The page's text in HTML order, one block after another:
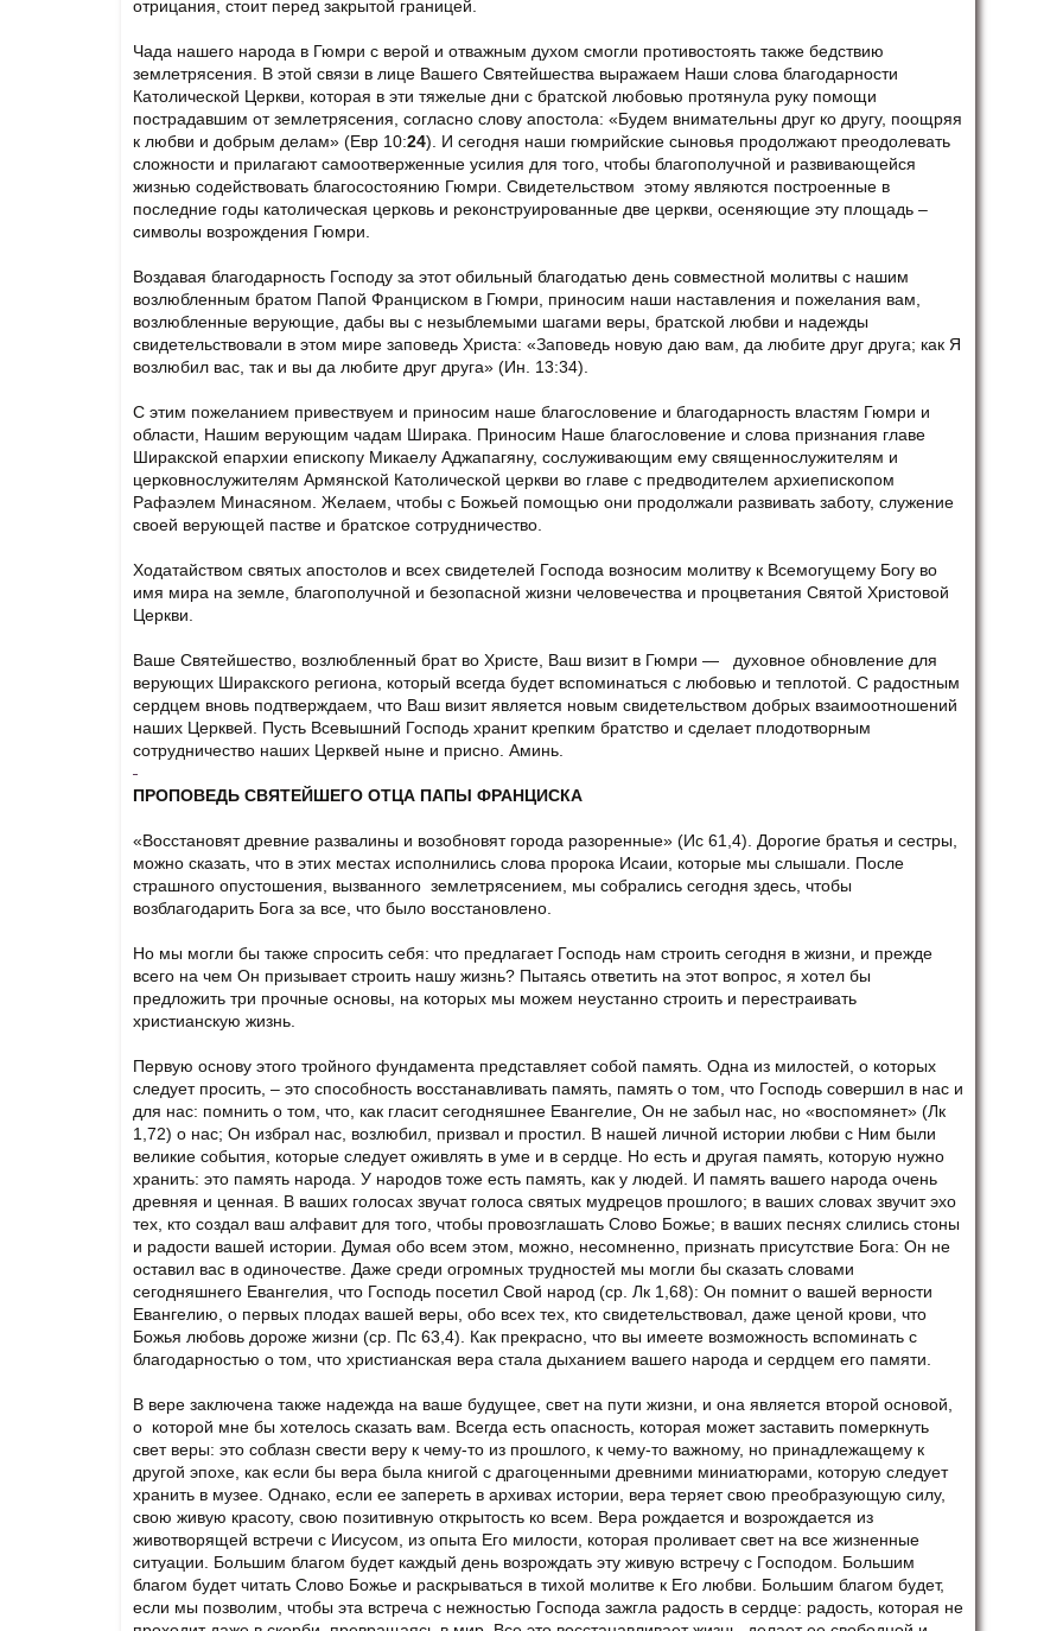
отрицания, стоит перед закрытой границей.
Чада нашего народа в Гюмри с верой и отважным духом смогли противостоять также бедствию
землетрясения. В этой связи в лице Вашего Святейшества выражаем Наши слова благодарности
Католической Церкви, которая в эти тяжелые дни с братской любовью протянула руку помощи
пострадавшим от землетрясения, согласно слову апостола: «Будем внимательны друг ко другу, поощряя
к любви и добрым делам» (Евр 10:24). И сегодня наши гюмрийские сыновья продолжают преодолевать
сложности и прилагают самоотверженные усилия для того, чтобы благополучной и развивающейся
жизнью содействовать благосостоянию Гюмри. Свидетельством этому являются построенные в
последние годы католическая церковь и реконструированные две церкви, осеняющие эту площадь –
символы возрождения Гюмри.
Воздавая благодарность Господу за этот обильный благодатью день совместной молитвы с нашим
возлюбленным братом Папой Франциском в Гюмри, приносим наши наставления и пожелания вам,
возлюбленные верующие, дабы вы с незыблемыми шагами веры, братской любви и надежды
свидетельствовали в этом мире заповедь Христа: «Заповедь новую даю вам, да любите друг друга; как Я
возлюбил вас, так и вы да любите друг друга» (Ин. 13:34).
С этим пожеланием привествуем и приносим наше благословение и благодарность властям Гюмри и
области, Нашим верующим чадам Ширака. Приносим Наше благословение и слова признания главе
Ширакской епархии епископу Микаелу Аджапагяну, сослуживающим ему священнослужителям и
церковнослужителям Армянской Католической церкви во главе с предводителем архиепископом
Рафаэлем Минасяном. Желаем, чтобы с Божьей помощью они продолжали развивать заботу, служение
своей верующей пастве и братское сотрудничество.
Ходатайством святых апостолов и всех свидетелей Господа возносим молитву к Всемогущему Богу во
имя мира на земле, благополучной и безопасной жизни человечества и процветания Святой Христовой
Церкви.
Ваше Святейшество, возлюбленный брат во Христе, Ваш визит в Гюмри — духовное обновление для
верующих Ширакского региона, который всегда будет вспоминаться с любовью и теплотой. С радостным
сердцем вновь подтверждаем, что Ваш визит является новым свидетельством добрых взаимоотношений
наших Церквей. Пусть Всевышний Господь хранит крепким братство и сделает плодотворным
сотрудничество наших Церквей ныне и присно. Аминь.
ПРОПОВЕДЬ СВЯТЕЙШЕГО ОТЦА ПАПЫ ФРАНЦИСКА
«Восстановят древние развалины и возобновят города разоренные» (Ис 61,4). Дорогие братья и сестры,
можно сказать, что в этих местах исполнились слова пророка Исаии, которые мы слышали. После
страшного опустошения, вызванного землетрясением, мы собрались сегодня здесь, чтобы
возблагодарить Бога за все, что было восстановлено.
Но мы могли бы также спросить себя: что предлагает Господь нам строить сегодня в жизни, и прежде
всего на чем Он призывает строить нашу жизнь? Пытаясь ответить на этот вопрос, я хотел бы
предложить три прочные основы, на которых мы можем неустанно строить и перестраивать
христианскую жизнь.
Первую основу этого тройного фундамента представляет собой память. Одна из милостей, о которых
следует просить, – это способность восстанавливать память, память о том, что Господь совершил в нас и
для нас: помнить о том, что, как гласит сегодняшнее Евангелие, Он не забыл нас, но «воспомянет» (Лк
1,72) о нас; Он избрал нас, возлюбил, призвал и простил. В нашей личной истории любви с Ним были
великие события, которые следует оживлять в уме и в сердце. Но есть и другая память, которую нужно
хранить: это память народа. У народов тоже есть память, как у людей. И память вашего народа очень
древняя и ценная. В ваших голосах звучат голоса святых мудрецов прошлого; в ваших словах звучит эхо
тех, кто создал ваш алфавит для того, чтобы провозглашать Слово Божье; в ваших песнях слились стоны
и радости вашей истории. Думая обо всем этом, можно, несомненно, признать присутствие Бога: Он не
оставил вас в одиночестве. Даже среди огромных трудностей мы могли бы сказать словами
сегодняшнего Евангелия, что Господь посетил Свой народ (ср. Лк 1,68): Он помнит о вашей верности
Евангелию, о первых плодах вашей веры, обо всех тех, кто свидетельствовал, даже ценой крови, что
Божья любовь дороже жизни (ср. Пс 63,4). Как прекрасно, что вы имеете возможность вспоминать с
благодарностью о том, что христианская вера стала дыханием вашего народа и сердцем его памяти.
В вере заключена также надежда на ваше будущее, свет на пути жизни, и она является второй основой,
о которой мне бы хотелось сказать вам. Всегда есть опасность, которая может заставить померкнуть
свет веры: это соблазн свести веру к чему-то из прошлого, к чему-то важному, но принадлежащему к
другой эпохе, как если бы вера была книгой с драгоценными древними миниатюрами, которую следует
хранить в музее. Однако, если ее запереть в архивах истории, вера теряет свою преобразующую силу,
свою живую красоту, свою позитивную открытость ко всем. Вера рождается и возрождается из
животворящей встречи с Иисусом, из опыта Его милости, которая проливает свет на все жизненные
ситуации. Большим благом будет каждый день возрождать эту живую встречу с Господом. Большим
благом будет читать Слово Божье и раскрываться в тихой молитве к Его любви. Большим благом будет,
если мы позволим, чтобы эта встреча с нежностью Господа зажгла радость в сердце: радость, которая не